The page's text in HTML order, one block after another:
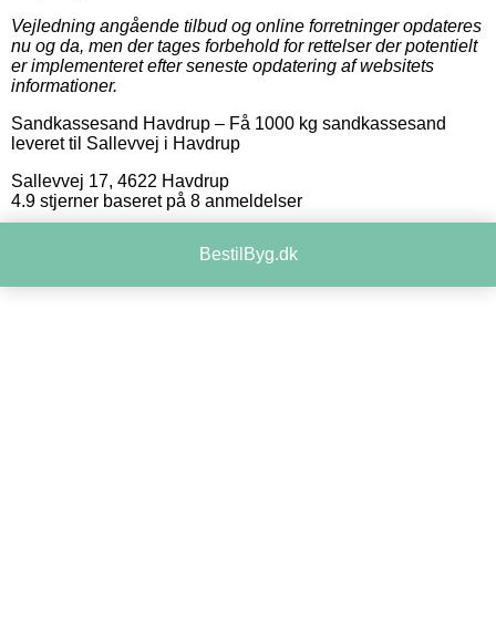
Vejledning angående tilbud og online forretninger opdateres
nu og da, men der tages forbehold for rettelser der potentielt
er implementeret efter seneste opdatering af websitets
informationer.
Sandkassesand Havdrup – Få 1000 kg sandkassesand
leveret til Sallevvej i Havdrup
Sallevvej 17, 4622 Havdrup
4.9 stjerner baseret på 8 anmeldelser
BestilByg.dk